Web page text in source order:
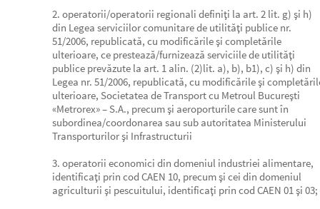
2. operatorii/operatorii regionali definiţi la art. 2 lit. g) şi h)
din Legea serviciilor comunitare de utilităţi publice nr.
51/2006, republicată, cu modificările şi completările
ulterioare, ce prestează/furnizează serviciile de utilităţi
publice prevăzute la art. 1 alin. (2)lit. a), b), b1), c) şi h) din
Legea nr. 51/2006, republicată, cu modificările şi
ulterioare, Societatea de Transport cu Metroul Bucureşti
«Metrorex» – S.A., precum şi aeroporturile care sunt în
subordinea/coordonarea sau sub autoritatea Ministerului
Transporturilor şi Infrastructurii
3. operatorii economici din domeniul industriei alimentare,
identificaţi prin cod CAEN 10, precum şi cei din domeniul
agriculturii şi pescuitului, identificaţi prin cod CAEN 01 şi 03;